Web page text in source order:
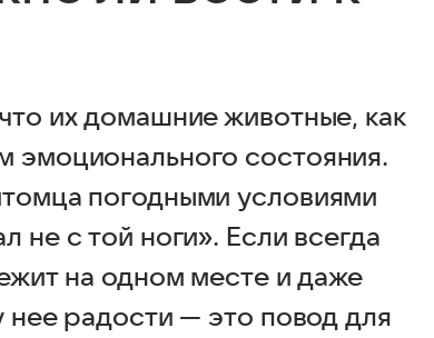
их домашние животные, как
эмоционального состояния.
погодными условиями
не с той ноги». Если всегда
на одном месте и даже
нее радости — это повод для